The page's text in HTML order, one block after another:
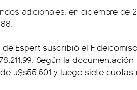
adicionales, en diciembre de
Espert suscribió el
Según la
u$s55.501 y luego siete cuotas